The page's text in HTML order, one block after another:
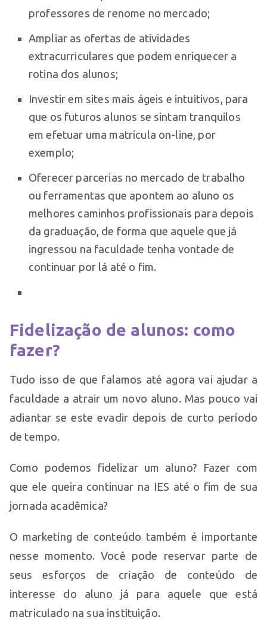
professores de renome no mercado;
Ampliar as ofertas de atividades
extracurriculares que podem enriquecer a
rotina dos alunos;
Investir em sites mais ágeis e intuitivos, para
que os futuros alunos se sintam tranquilos
em efetuar uma matrícula on-line, por
exemplo;
Oferecer parcerias no mercado de trabalho
ou ferramentas que apontem ao aluno os
melhores caminhos profissionais para depois
da graduação, de forma que aquele que já
ingressou na faculdade tenha vontade de
continuar por lá até o fim.
Fidelização de alunos: como
fazer?
Tudo isso de que falamos até agora vai ajudar a
faculdade a atrair um novo aluno. Mas pouco vai
adiantar se este evadir depois de curto período
de tempo.
Como podemos fidelizar um aluno? Fazer com
que ele queira continuar na IES até o fim de sua
jornada acadêmica?
O marketing de conteúdo também é importante
nesse momento. Você pode reservar parte de
seus esforços de criação de conteúdo de
interesse do aluno já para aquele que está
matriculado na sua instituição.